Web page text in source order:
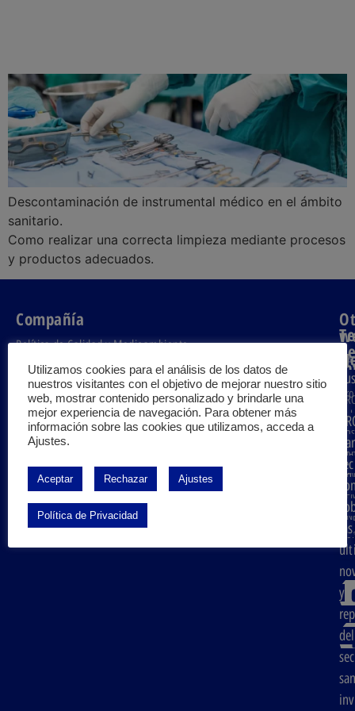
Descontaminación de instrumental médico en el ámbito
sanitario.
Como realizar una correcta limpieza mediante procesos
y productos adecuados.
Compañía
Política de Calidad y Medioambiente
Declaración de Desempeño Ambiental
Aviso legal
Política de privacidad
Política de Cookies
Todos los derechos reservados S.A. PRODER ©2026
S.A.
de
las
y
del
Utilizamos cookies para el análisis de los datos de
nuestros visitantes con el objetivo de mejorar nuestro sitio
web, mostrar contenido personalizado y brindarle una
mejor experiencia de navegación. Para obtener más
información sobre las cookies que utilizamos, acceda a
Ajustes.
Aceptar Rechazar Ajustes
Política de Privacidad